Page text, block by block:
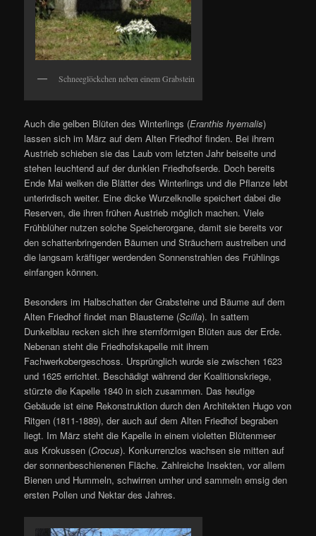
Schneeglöckchen neben einem Grabstein
Auch die gelben Blüten des Winterlings (Eranthis hyemalis)
lassen sich im März auf dem Alten Friedhof finden. Bei ihrem
Austrieb schieben sie das Laub vom letzten Jahr beiseite und
stehen leuchtend auf der dunklen Friedhofserde. Doch bereits
Ende Mai welken die Blätter des Winterlings und die Pflanze lebt
unterirdisch weiter. Eine dicke Wurzelknolle speichert dabei die
Reserven, die ihren frühen Austrieb möglich machen. Viele
Frühblüher nutzen solche Speicherorgane, damit sie bereits vor
den schattenbringenden Bäumen und Sträuchern austreiben und
die langsam kräftiger werdenden Sonnenstrahlen des Frühlings
einfangen können.
Besonders im Halbschatten der Grabsteine und Bäume auf dem
Alten Friedhof findet man Blausterne (Scilla). In sattem
Dunkelblau recken sich ihre sternförmigen Blüten aus der Erde.
Nebenan steht die Friedhofskapelle mit ihrem
Fachwerkobergeschoss. Ursprünglich wurde sie zwischen 1623
und 1625 errichtet. Beschädigt während der Koalitionskriege,
stürzte die Kapelle 1840 in sich zusammen. Das heutige
Gebäude ist eine Rekonstruktion durch den Architekten Hugo von
Ritgen (1811-1889), der auch auf dem Alten Friedhof begraben
liegt. Im März steht die Kapelle in einem violetten Blütenmeer
aus Krokussen (Crocus). Konkurrenzlos wachsen sie mitten auf
der sonnenbeschienenen Fläche. Zahlreiche Insekten, vor allem
Bienen und Hummeln, schwirren umher und sammeln emsig den
ersten Pollen und Nektar des Jahres.